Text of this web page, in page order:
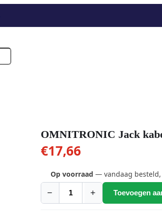
OMNITRONIC Jack
€17,66
Op voorraad — vandaag
−
OMNITRONIC
+ Toevoegen